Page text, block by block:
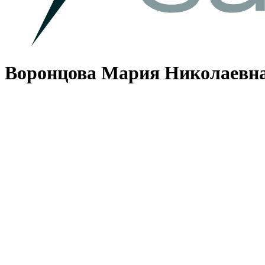
Воронцова Мария